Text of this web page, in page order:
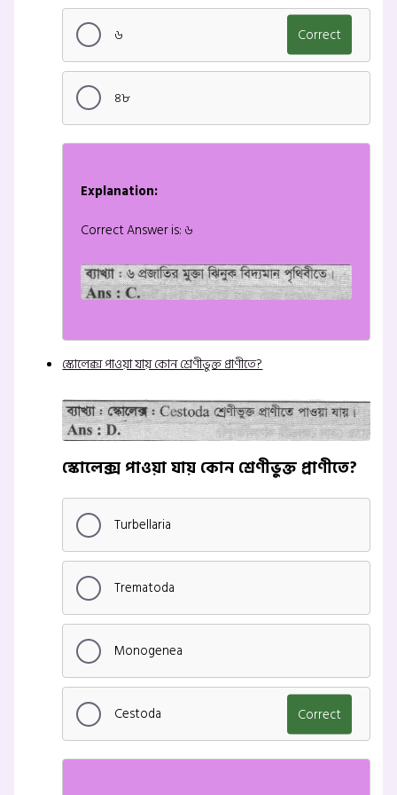
৬ Correct
৪৮
Explanation:
Correct Answer is: ৬
স্কোলেক্স পাওয়া যায় কোন শ্রেণীভুক্ত প্রাণীতে?
স্কোলেক্স পাওয়া যায় কোন শ্রেণীভুক্ত প্রাণীতে?
Turbellaria
Trematoda
Monogenea
Cestoda Correct